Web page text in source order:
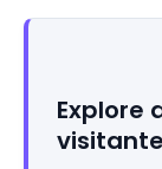
Explore